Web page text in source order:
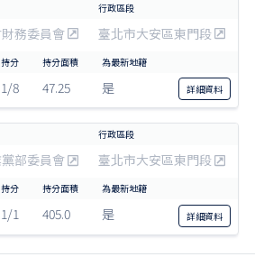
務委員會 臺北市大安區東門段
1/8 47.25 是 詳細資料
部委員會 臺北市大安區東門段
1/1 405.0 是 詳細資料